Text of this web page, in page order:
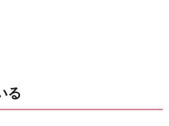
る